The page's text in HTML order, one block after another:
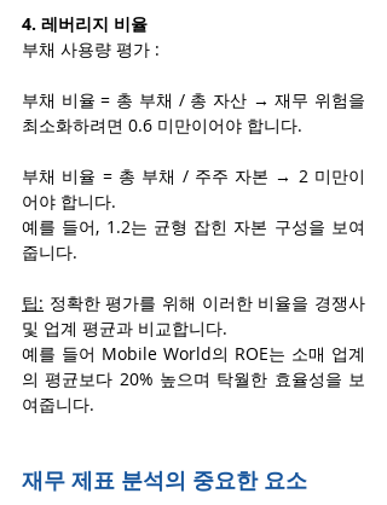
4. 레버리지 비율
부채 사용량 평가 :
부채 비율 = 총 부채 / 총 자산 → 재무 위험을
최소화하려면 0.6 미만이어야 합니다.
부채 비율 = 총 부채 / 주주 자본 → 2 미만이
어야 합니다.
예를 들어, 1.2는 균형 잡힌 자본 구성을 보여
줍니다.
팁: 정확한 평가를 위해 이러한 비율을 경쟁사
및 업계 평균과 비교합니다.
예를 들어 Mobile World의 ROE는 소매 업계
의 평균보다 20% 높으며 탁월한 효율성을 보
여줍니다.
재무 제표 분석의 중요한 요소